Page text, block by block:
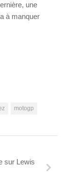
une
à manquer
motogp
sur Lewis